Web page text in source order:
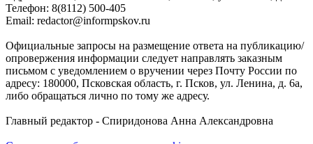
Телефон: 8(8112) 500-405
Email: redactor@informpskov.ru
Официальные запросы на размещение ответа на публикацию/
опровержения информации следует направлять заказным
письмом с уведомлением о вручении через Почту России по
адресу: 180000, Псковская область, г. Псков, ул. Ленина, д. 6а,
либо обращаться лично по тому же адресу.
Главный редактор - Спиридонова Анна Александровна